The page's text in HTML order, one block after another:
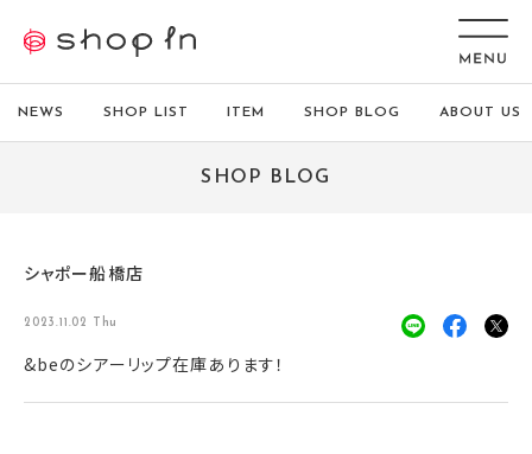
NEWS SHOP LIST ITEM SHOP BLOG ABOUT US
SHOP BLOG
シャポー船橋店
2023.11.02 Thu
&beのシアーリップ在庫あります！